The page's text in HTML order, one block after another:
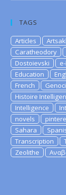
TAGS
Articles
Caratheodory
Dostoievski
Education
French
Histoire
Intelligence
novels
Sahara
Transcription
Zeolithe